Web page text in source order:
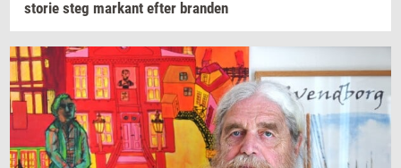
sto­rie steg mar­kant efter bran­den